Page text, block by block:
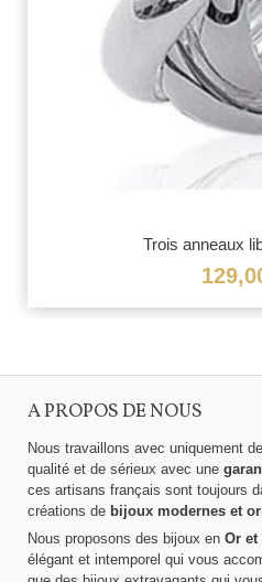
Trois anneaux
A PROPOS DE NOUS
Nous travaillons avec uniquement
qualité et de sérieux avec une
ces artisans français sont toujours
créations de bijoux modernes et
Nous proposons des bijoux en Or et
élégant et intemporel qui vous